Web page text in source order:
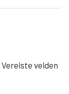
Vereiste velden